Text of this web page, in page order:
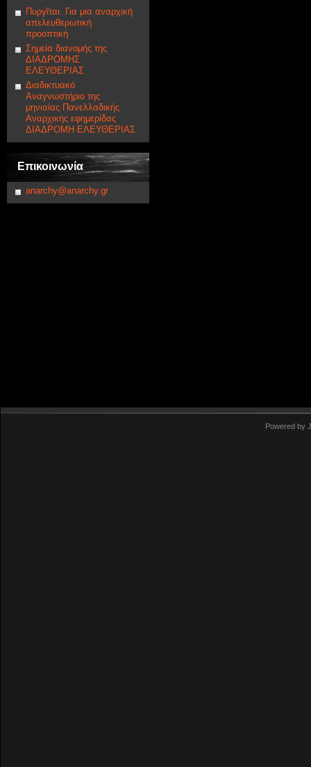
Πυργῖται. Για μια αναρχική
απελευθερωτική
προοπτική
Σημεία διανομής της
ΔΙΑΔΡΟΜΗΣ
ΕΛΕΥΘΕΡΙΑΣ
Διαδικτυακό
Αναγνωστήριο της
μηνιαίας Πανελλαδικής
Αναρχικής εφημερίδας
ΔΙΑΔΡΟΜΗ ΕΛΕΥΘΕΡΙΑΣ
Επικοινωνία
anarchy@anarchy.gr
Powered by